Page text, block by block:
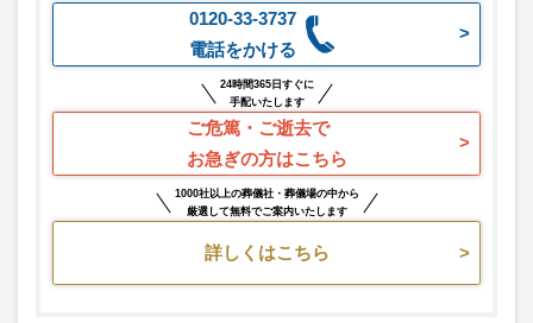
0120-33-3737
電話をかける
24時間365日すぐに
手配いたします
ご危篤・ご逝去で
お急ぎの方はこちら
1000社以上の葬儀社・葬儀場の中から
厳選して無料でご案内いたします
詳しくはこちら